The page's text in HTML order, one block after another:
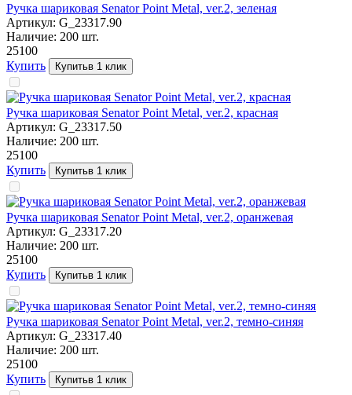
Ручка шариковая Senator Point Metal, ver.2, зеленая
Артикул: G_23317.90
Наличие: 200 шт.
25100
Купить
Купитьв 1 клик
Ручка шариковая Senator Point Metal, ver.2, красная
Артикул: G_23317.50
Наличие: 200 шт.
25100
Купить
Купитьв 1 клик
Ручка шариковая Senator Point Metal, ver.2, оранжевая
Артикул: G_23317.20
Наличие: 200 шт.
25100
Купить
Купитьв 1 клик
Ручка шариковая Senator Point Metal, ver.2, темно-синяя
Артикул: G_23317.40
Наличие: 200 шт.
25100
Купить
Купитьв 1 клик